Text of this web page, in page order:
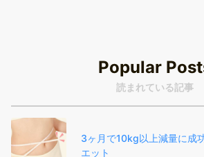
Popular
読まれている記事
3ヶ月で10kg以上減量に成
エット